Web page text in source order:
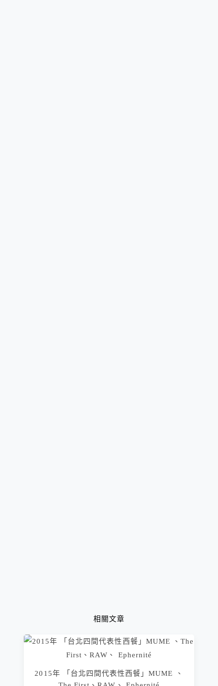
相關文章
2015年 「台北四間代表性西餐」MUME 、